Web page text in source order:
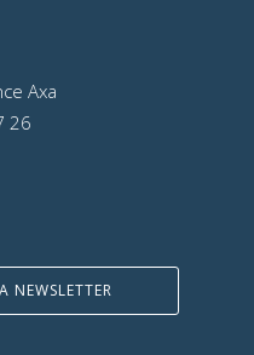
Axa
26
NEWSLETTER